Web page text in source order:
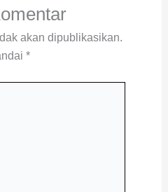
akan dipublikasikan.
*